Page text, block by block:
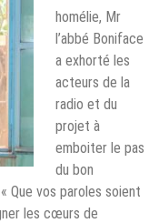
homélie, Mr
l’abbé Boniface
a exhorté les
acteurs de la
radio et du
projet à
emboiter le pas
du bon
Que vos paroles soient
les cœurs de